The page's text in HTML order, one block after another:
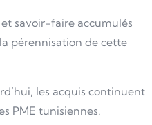
savoir-faire accumulés
pérennisation de cette
les acquis continuent
PME tunisiennes.